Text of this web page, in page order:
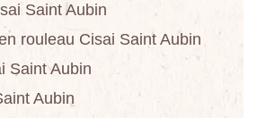
Saint Aubin
rouleau Cisai Saint Aubin
Saint Aubin
Aubin